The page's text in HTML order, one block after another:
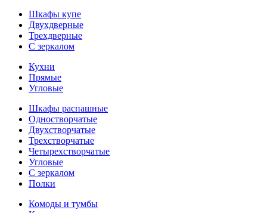
Шкафы купе
Двухдверные
Трехдверные
С зеркалом
Кухни
Прямые
Угловые
Шкафы распашные
Одностворчатые
Двухстворчатые
Трехстворчатые
Четырехстворчатые
Угловые
С зеркалом
Полки
Комоды и тумбы